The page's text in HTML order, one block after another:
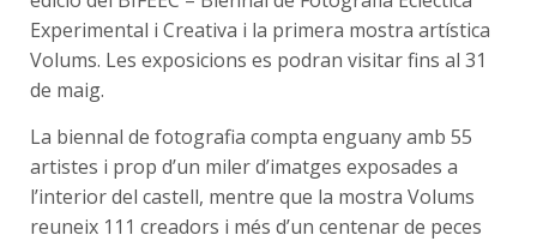
Experimental i Creativa i la primera mostra artística
Volums. Les exposicions es podran visitar fins al 31
de maig.
La biennal de fotografia compta enguany amb 55
artistes i prop d’un miler d’imatges exposades a
l’interior del castell, mentre que la mostra Volums
reuneix 111 creadors i més d’un centenar de peces